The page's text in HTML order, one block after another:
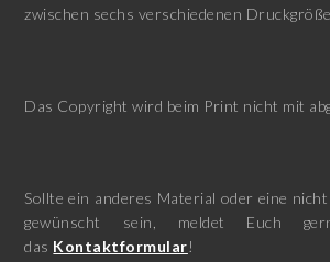
zwischen sechs verschiedenen
Das Copyright wird beim Print nicht mit
Sollte ein anderes Material oder eine
gewünscht sein, meldet Euch
das Kontaktformular!